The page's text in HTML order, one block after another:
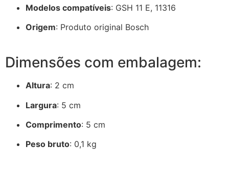
Modelos compatíveis: GSH 11 E, 11316
Origem: Produto original Bosch
Dimensões com embalagem:
Altura: 2 cm
Largura: 5 cm
Comprimento: 5 cm
Peso bruto: 0,1 kg